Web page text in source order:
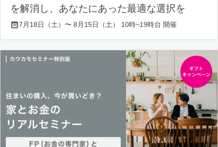
を解消し、あなたにあった最適な選択を
7月18日（土）〜 8月15日（土） 10時~19時台 開催